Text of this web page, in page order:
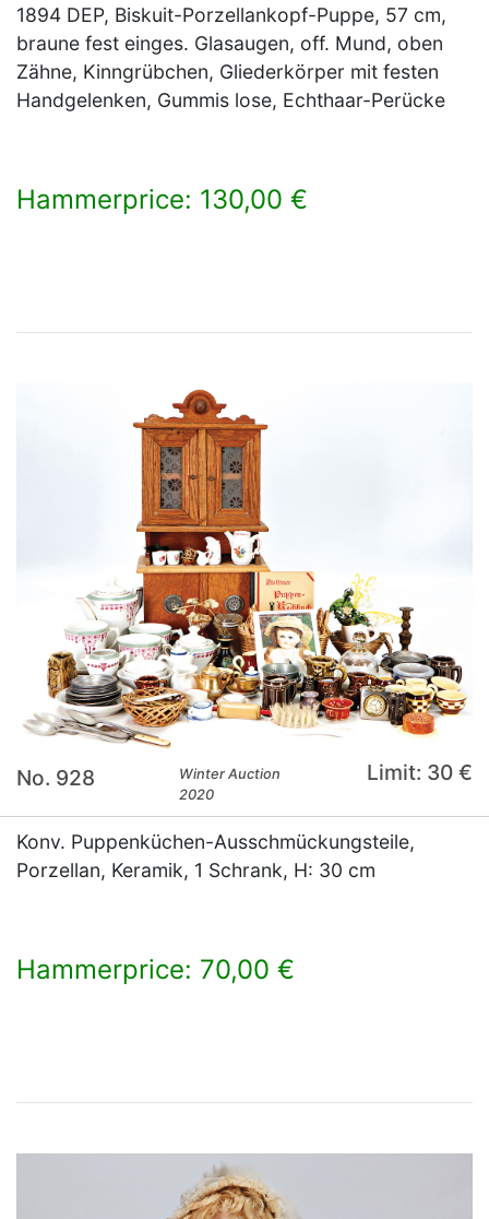
1894 DEP, Biskuit-Porzellankopf-Puppe, 57 cm,
braune fest einges. Glasaugen, off. Mund, oben
Zähne, Kinngrübchen, Gliederkörper mit festen
Handgelenken, Gummis lose, Echthaar-Perücke
Hammerprice: 130,00 €
No. 928
Winter Auction
2020
Limit: 30 €
Konv. Puppenküchen-Ausschmückungsteile,
Porzellan, Keramik, 1 Schrank, H: 30 cm
Hammerprice: 70,00 €